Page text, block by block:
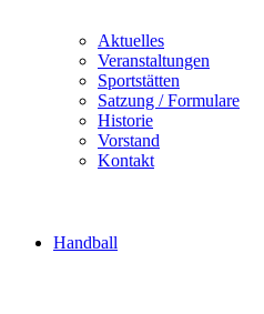
Aktuelles
Veranstaltungen
Sportstätten
Satzung / Formulare
Historie
Vorstand
Kontakt
Handball